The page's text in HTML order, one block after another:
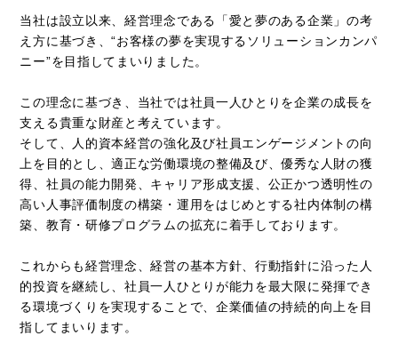
当社は設立以来、経営理念である「愛と夢のある企業」の考
え方に基づき、“お客様の夢を実現するソリューションカンパ
ニー”を目指してまいりました。
この理念に基づき、当社では社員一人ひとりを企業の成長を
支える貴重な財産と考えています。
そして、人的資本経営の強化及び社員エンゲージメントの向
上を目的とし、適正な労働環境の整備及び、優秀な人財の獲
得、社員の能力開発、キャリア形成支援、公正かつ透明性の
高い人事評価制度の構築・運用をはじめとする社内体制の構
築、教育・研修プログラムの拡充に着手しております。
これからも経営理念、経営の基本方針、行動指針に沿った人
的投資を継続し、社員一人ひとりが能力を最大限に発揮でき
る環境づくりを実現することで、企業価値の持続的向上を目
指してまいります。